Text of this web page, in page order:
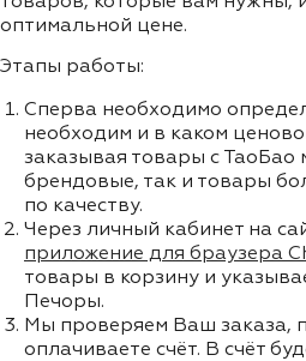
оптимальной цене.
Этапы работы:
Сперва необходимо
необходим и в каком
заказывая товары с
брендовые, так и товары
по качеству.
Через личный кабинет на
приложение для браузера
товары в корзину и
Печоры.
Мы проверяем Ваш заказа,
оплачиваете счёт. В счёт